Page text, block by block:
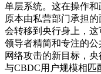
单层系统。这在操作
原本由私营部门承担
会转移到央行身上，
领导者精简和专注的
网络攻击的新目标，
与CBDC用户规模相匹